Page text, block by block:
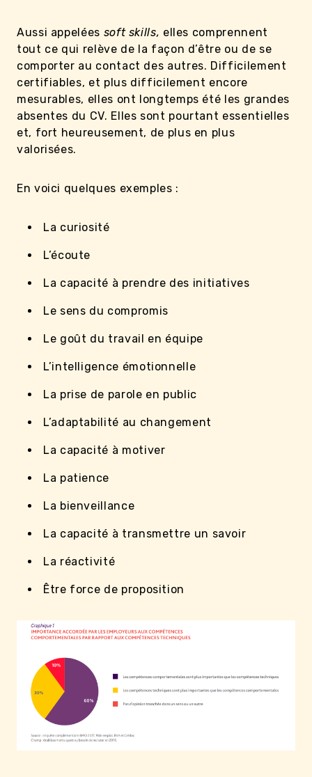
Aussi appelées soft skills, elles comprennent
tout ce qui relève de la façon d’être ou de se
comporter au contact des autres. Difficilement
certifiables, et plus difficilement encore
mesurables, elles ont longtemps été les grandes
absentes du CV. Elles sont pourtant essentielles
et, fort heureusement, de plus en plus
valorisées.
En voici quelques exemples :
La curiosité
L’écoute
La capacité à prendre des initiatives
Le sens du compromis
Le goût du travail en équipe
L’intelligence émotionnelle
La prise de parole en public
L’adaptabilité au changement
La capacité à motiver
La patience
La bienveillance
La capacité à transmettre un savoir
La réactivité
Être force de proposition